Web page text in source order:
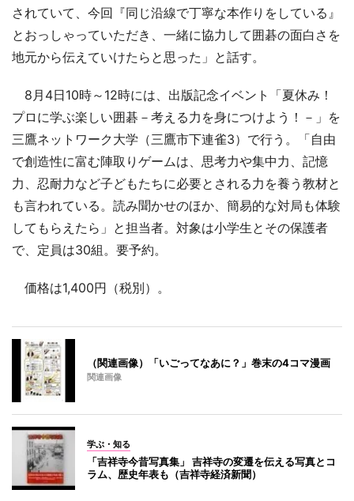
されていて、今回『同じ沿線で丁寧な本作りをしている』
とおっしゃっていただき、一緒に協力して囲碁の面白さを
地元から伝えていけたらと思った」と話す。
8月4日10時～12時には、出版記念イベント「夏休み！
プロに学ぶ楽しい囲碁－考える力を身につけよう！－」を
三鷹ネットワーク大学（三鷹市下連雀3）で行う。「自由
で創造性に富む陣取りゲームは、思考力や集中力、記憶
力、忍耐力など子どもたちに必要とされる力を養う教材と
も言われている。読み聞かせのほか、簡易的な対局も体験
してもらえたら」と担当者。対象は小学生とその保護者
で、定員は30組。要予約。
価格は1,400円（税別）。
（関連画像）「いごってなあに？」巻末の4コマ漫画
関連画像
学ぶ・知る
「吉祥寺今昔写真集」 吉祥寺の変遷を伝える写真とコ
ラム、歴史年表も（吉祥寺経済新聞）